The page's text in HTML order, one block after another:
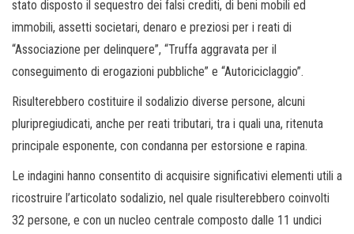
stato disposto il sequestro dei falsi crediti, di beni mobili ed
immobili, assetti societari, denaro e preziosi per i reati di
“Associazione per delinquere”, “Truffa aggravata per il
conseguimento di erogazioni pubbliche” e “Autoriciclaggio”.
Risulterebbero costituire il sodalizio diverse persone, alcuni
pluripregiudicati, anche per reati tributari, tra i quali una, ritenuta
principale esponente, con condanna per estorsione e rapina.
Le indagini hanno consentito di acquisire significativi elementi utili a
ricostruire l’articolato sodalizio, nel quale risulterebbero coinvolti
32 persone, e con un nucleo centrale composto dalle 11 undici